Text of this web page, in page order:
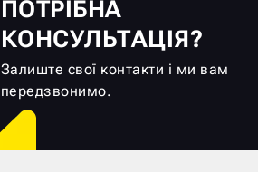
ПОТРІБНА
КОНСУЛЬТАЦІЯ?
Залиште свої контакти і ми вам
передзвонимо.